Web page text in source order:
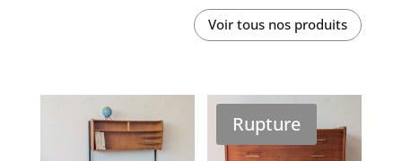
Voir tous nos produits
Rupture